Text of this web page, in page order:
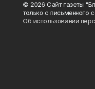
© 2026 Сайт газеты
только с письменного
Об использовании